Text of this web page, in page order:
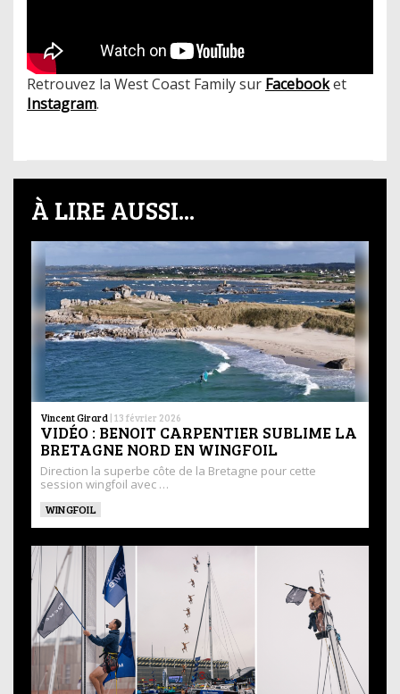
Retrouvez la West Coast Family sur Facebooket
Instagram.
À LIRE AUSSI...
Vincent Girard | 13 février 2026
VIDÉO : BENOIT CARPENTIER SUBLIME LA
BRETAGNE NORD EN WINGFOIL
Direction la superbe côte de la Bretagne pour cette
session wingfoil avec …
WINGFOIL